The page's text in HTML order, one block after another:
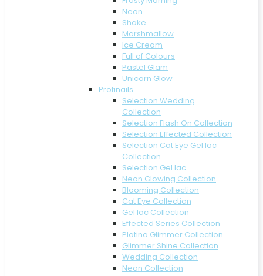
Neon
Shake
Marshmallow
Ice Cream
Full of Colours
Pastel Glam
Unicorn Glow
Profinails
Selection Wedding
Collection
Selection Flash On Collection
Selection Effected Collection
Selection Cat Eye Gel lac
Collection
Selection Gel lac
Neon Glowing Collection
Blooming Collection
Cat Eye Collection
Gel lac Collection
Effected Series Collection
Platina Glimmer Collection
Glimmer Shine Collection
Wedding Collection
Neon Collection